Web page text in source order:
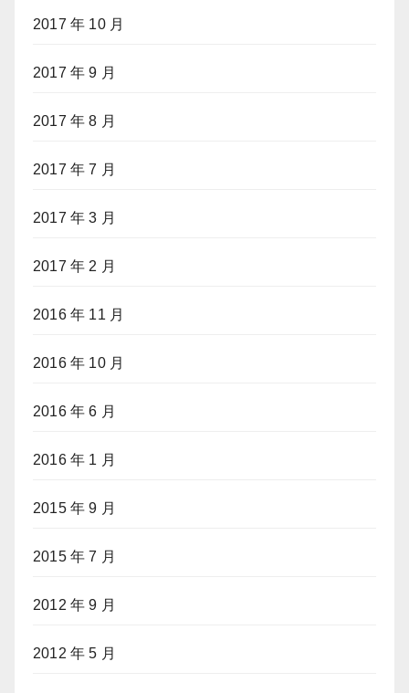
2017 年 10 月
2017 年 9 月
2017 年 8 月
2017 年 7 月
2017 年 3 月
2017 年 2 月
2016 年 11 月
2016 年 10 月
2016 年 6 月
2016 年 1 月
2015 年 9 月
2015 年 7 月
2012 年 9 月
2012 年 5 月